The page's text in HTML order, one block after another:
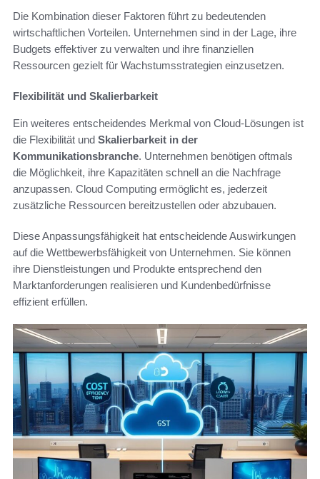
Die Kombination dieser Faktoren führt zu bedeutenden
wirtschaftlichen Vorteilen. Unternehmen sind in der Lage, ihre
Budgets effektiver zu verwalten und ihre finanziellen
Ressourcen gezielt für Wachstumsstrategien einzusetzen.
Flexibilität und Skalierbarkeit
Ein weiteres entscheidendes Merkmal von Cloud-Lösungen ist
die Flexibilität und Skalierbarkeit in der
Kommunikationsbranche. Unternehmen benötigen oftmals
die Möglichkeit, ihre Kapazitäten schnell an die Nachfrage
anzupassen. Cloud Computing ermöglicht es, jederzeit
zusätzliche Ressourcen bereitzustellen oder abzubauen.
Diese Anpassungsfähigkeit hat entscheidende Auswirkungen
auf die Wettbewerbsfähigkeit von Unternehmen. Sie können
ihre Dienstleistungen und Produkte entsprechend den
Marktanforderungen realisieren und Kundenbedürfnisse
effizient erfüllen.